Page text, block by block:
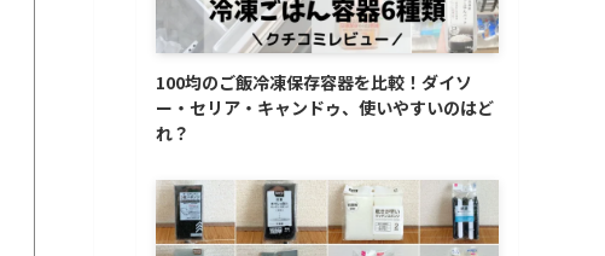
100均のご飯冷凍保存容器を比較！ダイソ
ー・セリア・キャンドゥ、使いやすいのはど
れ？